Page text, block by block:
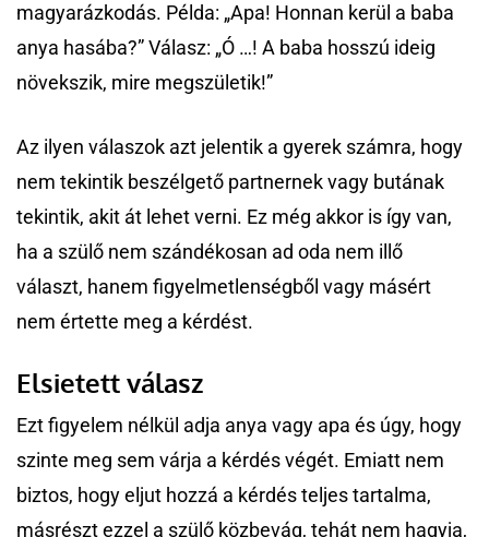
magyarázkodás. Példa: „Apa! Honnan kerül a baba
anya hasába?” Válasz: „Ó …! A baba hosszú ideig
növekszik, mire megszületik!”
Az ilyen válaszok azt jelentik a gyerek számra, hogy
nem tekintik beszélgető partnernek vagy butának
tekintik, akit át lehet verni. Ez még akkor is így van,
ha a szülő nem szándékosan ad oda nem illő
választ, hanem figyelmetlenségből vagy másért
nem értette meg a kérdést.
Elsietett válasz
Ezt figyelem nélkül adja anya vagy apa és úgy, hogy
szinte meg sem várja a kérdés végét. Emiatt nem
biztos, hogy eljut hozzá a kérdés teljes tartalma,
másrészt ezzel a szülő közbevág, tehát nem hagyja,